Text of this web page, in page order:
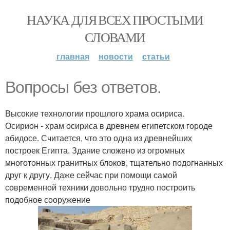
НАУКА ДЛЯ ВСЕХ ПРОСТЫМИ
СЛОВАМИ
главная новости статьи
Вопросы без ответов.
Высокие технологии прошлого храма осириса.
Осирион - храм осириса в древнем египетском городе
абидосе. Считается, что это одна из древнейших
построек Египта. Здание сложено из огромных
многотонных гранитных блоков, тщательно подогнанных
друг к другу. Даже сейчас при помощи самой
современной техники довольно трудно построить
подобное сооружение